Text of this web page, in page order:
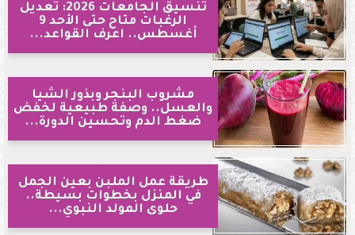
تنسيق الجامعات 2026: تعديل
الرغبات متاح حتى الأحد 9
أغسطس.. اعرف القواعد...
مشروب البنجر وبذور الشيا
والعسل.. وصفة طبيعية لخفض
ضغط الدم وتحسين الدورة...
طريقة عمل الملبن بعين الجمل
في المنزل بخطوات بسيطة..
حلوى المولد النبوي...